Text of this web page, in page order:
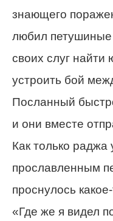
знающего
любил петушиные
своих слуг
устроить бой
Посланный
и они вместе
Как только
прославленным
проснулось
«Где же я видел